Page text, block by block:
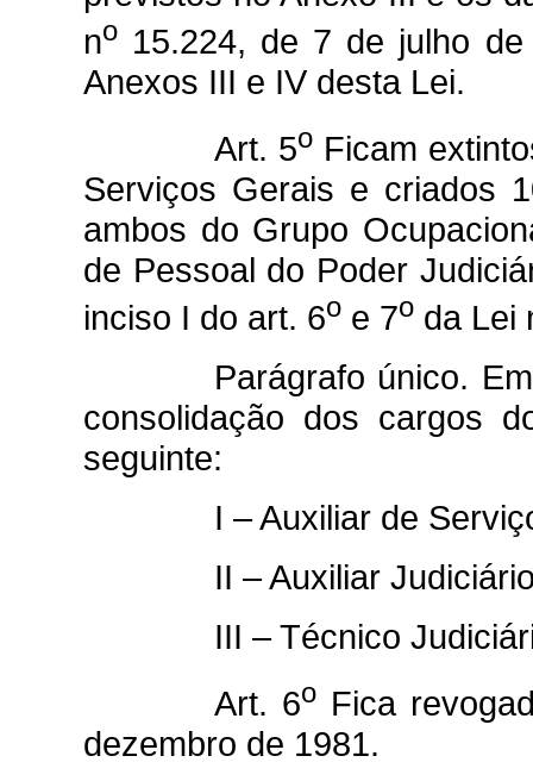
no 15.224, de 7 de julho
Anexos III e IV desta Lei.
Art. 5o Ficam
Serviços Gerais e criados
ambos do Grupo
de Pessoal do Poder
inciso I do art. 6o e 7o da Lei
Parágrafo único.
consolidação dos cargos
seguinte:
I – Auxiliar de
II – Auxiliar
III – Técnico
Art. 6o Fica
dezembro de 1981.